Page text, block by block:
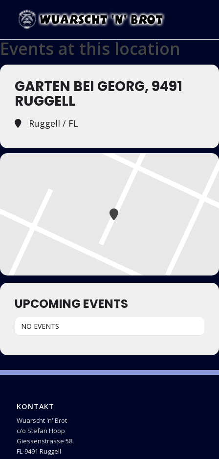
Events at this location
GARTEN BEI GEORG, 9491
RUGGELL
Ruggell / FL
UPCOMING EVENTS
NO EVENTS
KONTAKT
Wuarscht 'n' Brot
c/o Stefan Hoop
Giessenstrasse 58
FL-9491 Ruggell